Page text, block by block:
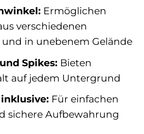
Ermöglichen
verschiedenen
in unebenem Gelände
Spikes:Bieten
auf jedem Untergrund
Für einfachen
sichere Aufbewahrung